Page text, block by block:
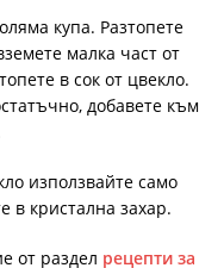
купа. Разтопете
малка част от
в сок от цвекло.
добавете към
използвайте само
в кристална захар.
от раздел рецепти за